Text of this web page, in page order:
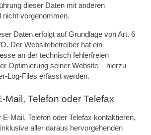
dieser Daten mit anderen
nicht vorgenommen.
Daten erfolgt auf Grundlage von Art. 6
Der Websitebetreiber hat ein
an der technisch fehlerfreien
Optimierung seiner Website – hierzu
Log-Files erfasst werden.
Mail, Telefon oder Telefax
Mail, Telefon oder Telefax kontaktieren,
aller daraus hervorgehenden